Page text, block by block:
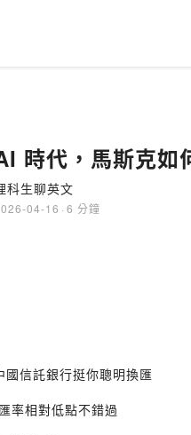
時代，馬斯克如
科生聊英文
04-16 · 6 分鐘
信託銀行挺你聰明換匯
率相對低點不錯過